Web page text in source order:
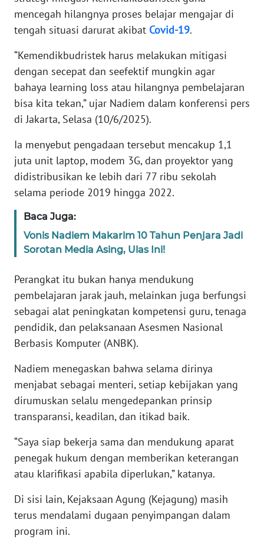
mencegah hilangnya proses belajar mengajar di
tengah situasi darurat akibat Covid-19.
“Kemendikbudristek harus melakukan mitigasi
dengan secepat dan seefektif mungkin agar
bahaya learning loss atau hilangnya pembelajaran
bisa kita tekan,” ujar Nadiem dalam konferensi pers
di Jakarta, Selasa (10/6/2025).
Ia menyebut pengadaan tersebut mencakup 1,1
juta unit laptop, modem 3G, dan proyektor yang
didistribusikan ke lebih dari 77 ribu sekolah
selama periode 2019 hingga 2022.
Baca Juga:
Vonis Nadiem Makarim 10 Tahun Penjara Jadi
Sorotan Media Asing, Ulas Ini!
Perangkat itu bukan hanya mendukung
pembelajaran jarak jauh, melainkan juga berfungsi
sebagai alat peningkatan kompetensi guru, tenaga
pendidik, dan pelaksanaan Asesmen Nasional
Berbasis Komputer (ANBK).
Nadiem menegaskan bahwa selama dirinya
menjabat sebagai menteri, setiap kebijakan yang
dirumuskan selalu mengedepankan prinsip
transparansi, keadilan, dan itikad baik.
“Saya siap bekerja sama dan mendukung aparat
penegak hukum dengan memberikan keterangan
atau klarifikasi apabila diperlukan,” katanya.
Di sisi lain, Kejaksaan Agung (Kejagung) masih
terus mendalami dugaan penyimpangan dalam
program ini.
News
WN
WN
JAKARTA
WN
BANTEN
WN
NTT
KEPRI
WN
PAPUA
PAPUA
BARAT
WN
WN
SERAMBI
WN
JAMBI